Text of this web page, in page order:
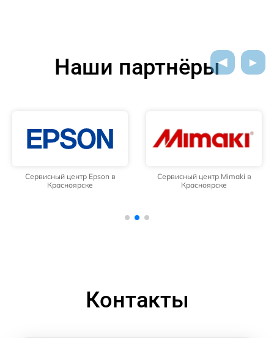
Наши партнёры
Сервисный центр Epson в
Красноярске
Сервисный центр Mimaki в
Красноярске
Контакты